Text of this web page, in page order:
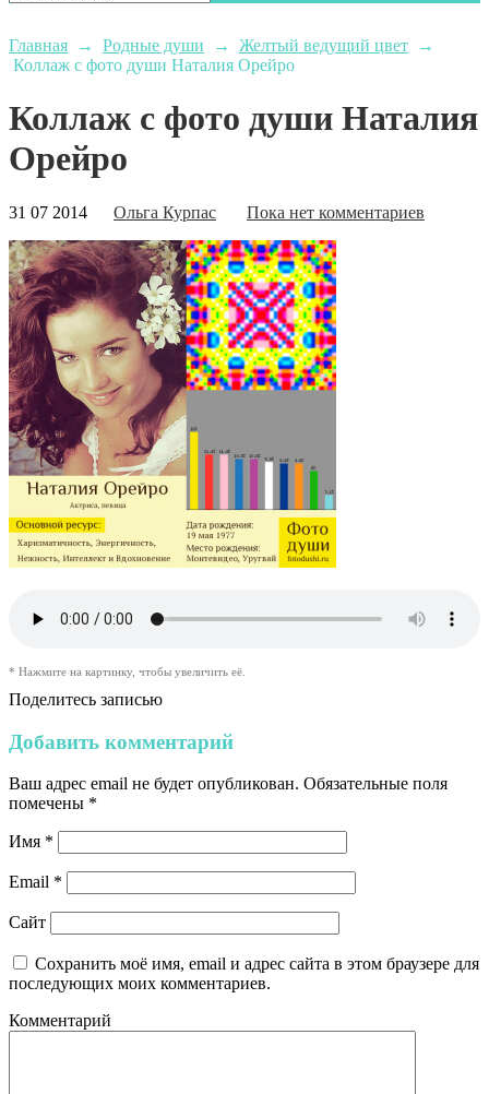
Главная → Родные души → Желтый ведущий цвет →
Коллаж с фото души Наталия Орейро
Коллаж с фото души Наталия
Орейро
31 07 2014 Ольга Курпас Пока нет комментариев
* Нажмите на картинку, чтобы увеличить её.
Поделитесь записью
Добавить комментарий
Ваш адрес email не будет опубликован. Обязательные поля
помечены *
Имя *
Email *
Сайт
Сохранить моё имя, email и адрес сайта в этом браузере для
последующих моих комментариев.
Комментарий